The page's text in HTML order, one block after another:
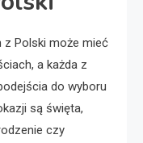
z Polski może mieć
a każda z
do wyboru
są święta,
czy